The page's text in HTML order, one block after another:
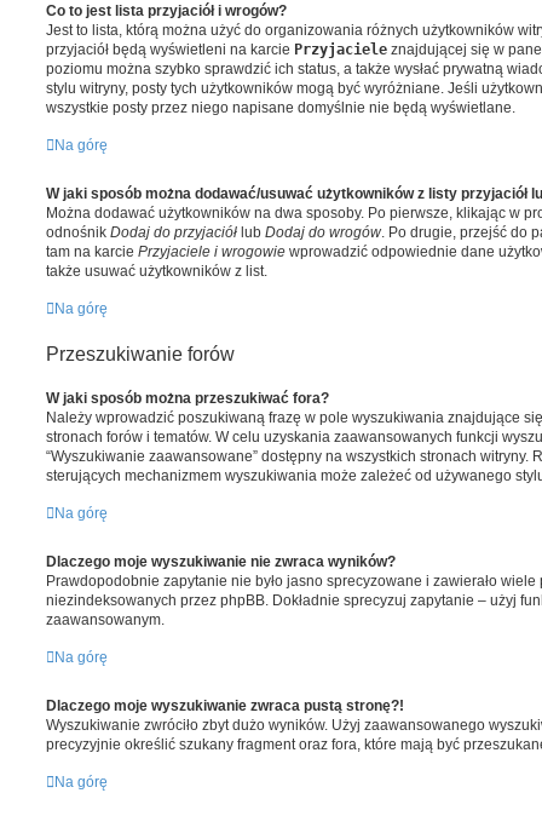
Co to jest lista przyjaciół i wrogów?
Jest to lista, którą można użyć do organizowania różnych użytkowników
przyjaciół będą wyświetleni na karcie Przyjaciele znajdującej się w
poziomu można szybko sprawdzić ich status, a także wysłać prywatną
stylu witryny, posty tych użytkowników mogą być wyróżniane. Jeśli
wszystkie posty przez niego napisane domyślnie nie będą wyświetlane.
Na górę
W jaki sposób można dodawać/usuwać użytkowników z listy przyjaciół
Można dodawać użytkowników na dwa sposoby. Po pierwsze, klikając w
odnośnik Dodaj do przyjaciół lub Dodaj do wrogów . Po drugie, przejść do
tam na karcie Przyjaciele i wrogowie wprowadzić odpowiednie dane
także usuwać użytkowników z list.
Na górę
Przeszukiwanie forów
W jaki sposób można przeszukiwać fora?
Należy wprowadzić poszukiwaną frazę w pole wyszukiwania znajdujące
stronach forów i tematów. W celu uzyskania zaawansowanych funkcji
“Wyszukiwanie zaawansowane” dostępny na wszystkich stronach witryny.
sterujących mechanizmem wyszukiwania może zależeć od używanego
Na górę
Dlaczego moje wyszukiwanie nie zwraca wyników?
Prawdopodobnie zapytanie nie było jasno sprecyzowane i zawierało
niezindeksowanych przez phpBB. Dokładnie sprecyzuj zapytanie – użyj
zaawansowanym.
Na górę
Dlaczego moje wyszukiwanie zwraca pustą stronę?!
Wyszukiwanie zwróciło zbyt dużo wyników. Użyj zaawansowanego
precyzyjnie określić szukany fragment oraz fora, które mają być
Na górę